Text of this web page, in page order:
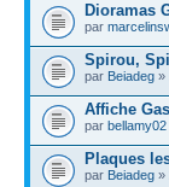
Dioramas
par
Spirou,
par Beiadeg »
Affiche
par bellamy02
Plaques
par Beiadeg »